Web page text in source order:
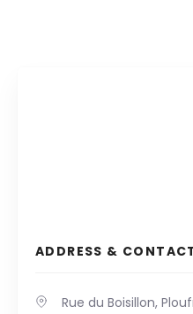
ADDRESS &
Rue du Boisillon,